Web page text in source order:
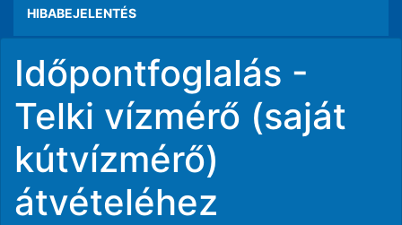
HIBABEJELENTÉS
Időpontfoglalás -
Telki vízmérő (saját
kútvízmérő)
átvételéhez